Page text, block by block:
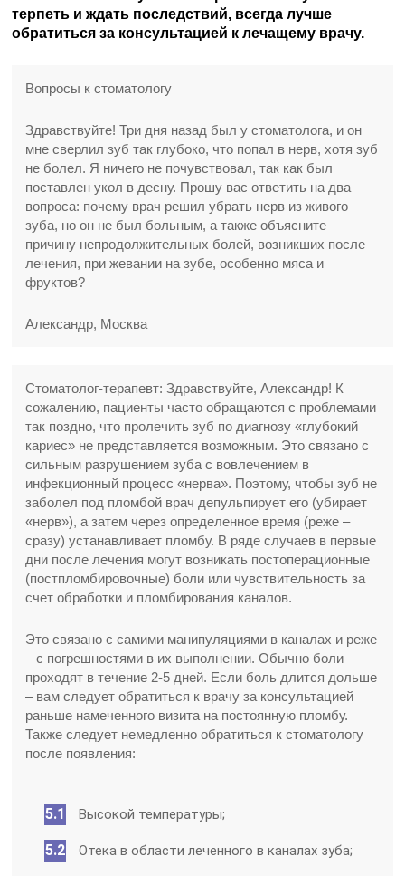
терпеть и ждать последствий, всегда лучше
обратиться за консультацией к лечащему врачу.
Вопросы к стоматологу
Здравствуйте! Три дня назад был у стоматолога, и он
мне сверлил зуб так глубоко, что попал в нерв, хотя зуб
не болел. Я ничего не почувствовал, так как был
поставлен укол в десну. Прошу вас ответить на два
вопроса: почему врач решил убрать нерв из живого
зуба, но он не был больным, а также объясните
причину непродолжительных болей, возникших после
лечения, при жевании на зубе, особенно мяса и
фруктов?
Александр, Москва
Стоматолог-терапевт: Здравствуйте, Александр! К
сожалению, пациенты часто обращаются с проблемами
так поздно, что пролечить зуб по диагнозу «глубокий
кариес» не представляется возможным. Это связано с
сильным разрушением зуба с вовлечением в
инфекционный процесс «нерва». Поэтому, чтобы зуб не
заболел под пломбой врач депульпирует его (убирает
«нерв»), а затем через определенное время (реже –
сразу) устанавливает пломбу. В ряде случаев в первые
дни после лечения могут возникать постоперационные
(постпломбировочные) боли или чувствительность за
счет обработки и пломбирования каналов.
Это связано с самими манипуляциями в каналах и реже
– с погрешностями в их выполнении. Обычно боли
проходят в течение 2-5 дней. Если боль длится дольше
– вам следует обратиться к врачу за консультацией
раньше намеченного визита на постоянную пломбу.
Также следует немедленно обратиться к стоматологу
после появления:
Высокой температуры;
Отека в области леченного в каналах зуба;